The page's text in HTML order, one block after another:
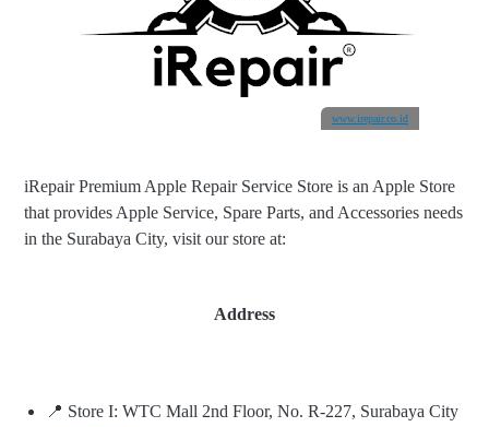
www.irepair.co.id
iRepair Premium Apple Repair Service Store is an Apple Store
that provides Apple Service, Spare Parts, and Accessories needs
in the Surabaya City, visit our store at:
Address
📍 Store I: WTC Mall 2nd Floor, No. R-227, Surabaya City